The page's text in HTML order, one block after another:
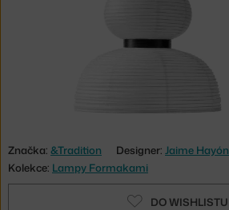
Značka: &Tradition Designer: Jaime Hayón
Kolekce: Lampy Formakami
DO WISHLISTU